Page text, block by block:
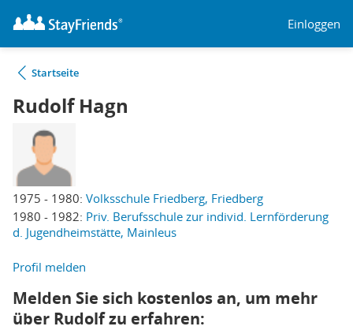
Einloggen
Startseite
Rudolf Hagn
1975 - 1980: Volksschule Friedberg, Friedberg
1980 - 1982: Priv. Berufsschule zur individ. Lernförderung
d. Jugendheimstätte, Mainleus
Profil melden
Melden Sie sich kostenlos an, um mehr
über Rudolf zu erfahren: